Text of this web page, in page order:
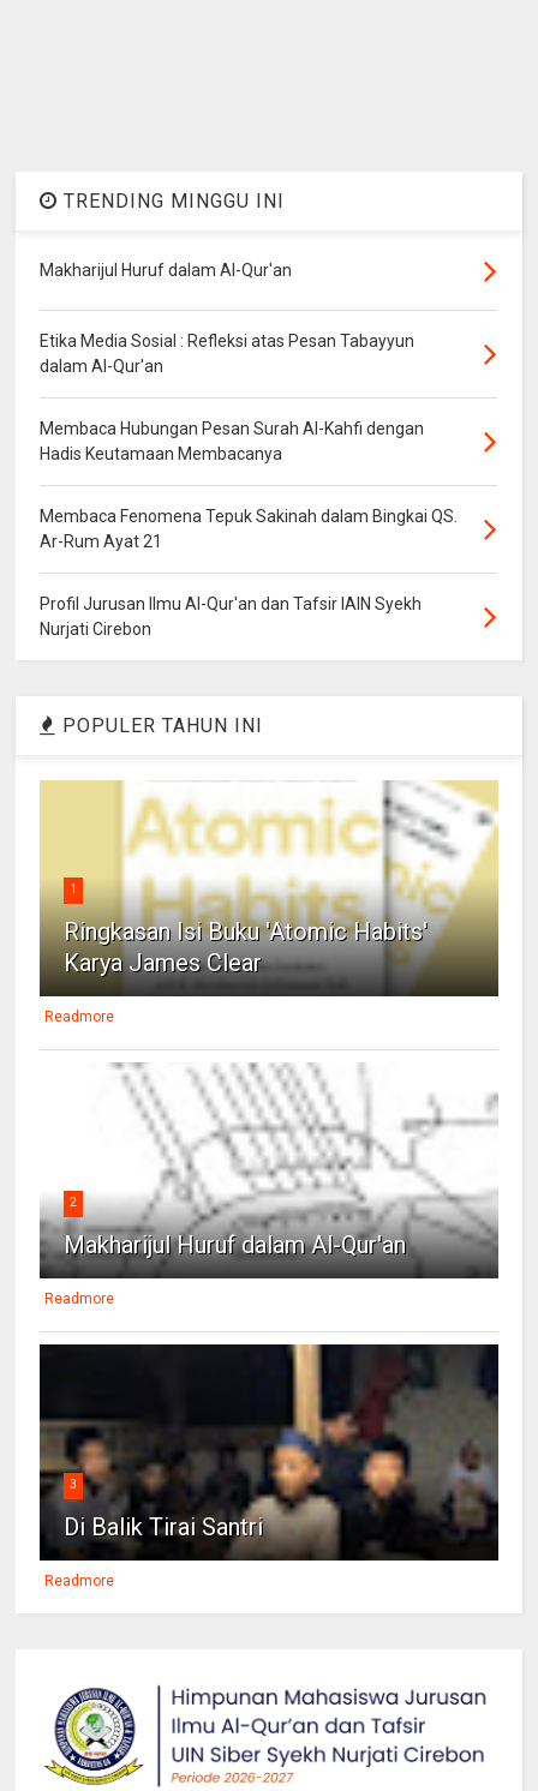
TRENDING MINGGU INI
Makharijul Huruf dalam Al-Qur'an
Etika Media Sosial : Refleksi atas Pesan Tabayyun
dalam Al-Qur'an
Membaca Hubungan Pesan Surah Al-Kahfi dengan
Hadis Keutamaan Membacanya
Membaca Fenomena Tepuk Sakinah dalam Bingkai QS.
Ar-Rum Ayat 21
Profil Jurusan Ilmu Al-Qur'an dan Tafsir IAIN Syekh
Nurjati Cirebon
POPULER TAHUN INI
1
Ringkasan Isi Buku 'Atomic Habits'
Karya James Clear
Readmore
2
Makharijul Huruf dalam Al-Qur'an
Readmore
3
Di Balik Tirai Santri
Readmore